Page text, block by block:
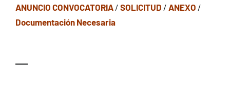
ANUNCIO CONVOCATORIA/ SOLICITUD / ANEXO /
Documentación Necesaria
—